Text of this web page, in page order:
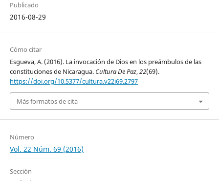
Publicado
2016-08-29
Cómo citar
Esgueva, A. (2016). La invocación de Dios en los preámbulos de las
constituciones de Nicaragua. Cultura De Paz,22(69).
https://doi.org/10.5377/cultura.v22i69.2797
Más formatos de cita
Número
Vol. 22 Núm. 69 (2016)
Sección